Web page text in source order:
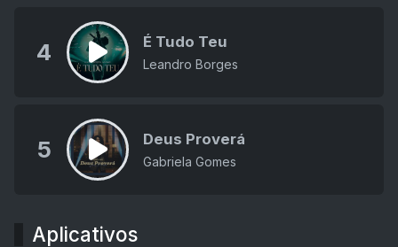
4 É Tudo Teu
Leandro Borges
5 Deus Proverá
Gabriela Gomes
Aplicativos